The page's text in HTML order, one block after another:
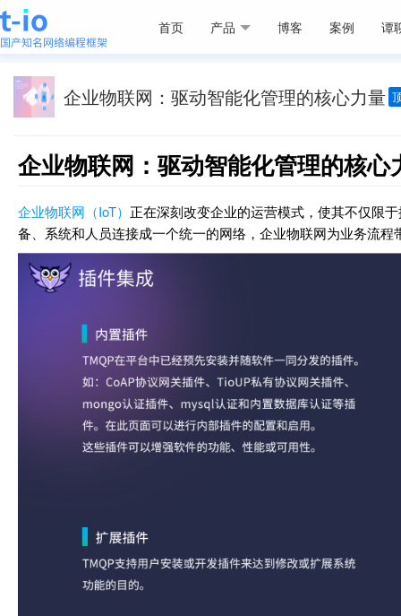
首页 产品 博客 案例 谭
企业物联网：驱动智能化管理的核心力量
企业物联网：驱动智能化管理的核心
企业物联网（IoT） 正在深刻改变企业的运营模式，使其不仅限
备、系统和人员连接成一个统一的网络，企业物联网为业务流